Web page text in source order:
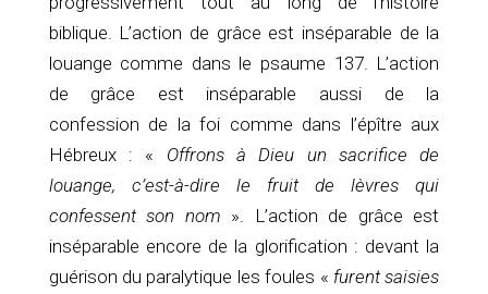
biblique. L’action de grâce est inséparable de la
louange comme dans le psaume 137. L’action
de grâce est inséparable aussi de la
confession de la foi comme dans l’épître aux
Hébreux : « Offrons à Dieu un sacrifice de
louange, c’est-à-dire le fruit de lèvres qui
confessent son nom ». L’action de grâce est
inséparable encore de la glorification : devant la
guérison du paralytique les foules « furent saisies